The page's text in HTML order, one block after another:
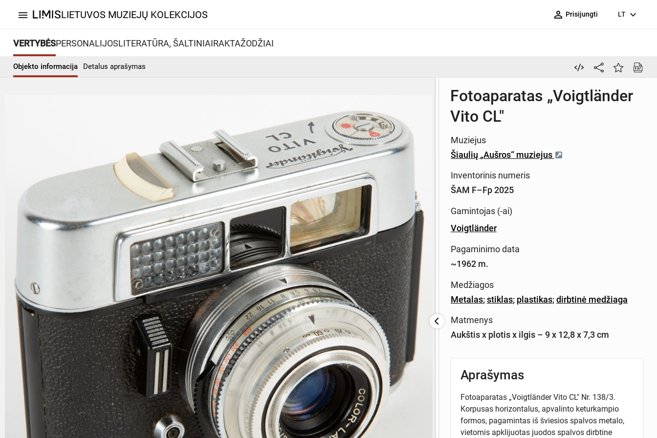
menu LIETUVOS MUZIEJŲ KOLEKCIJOS person_outline Prisijungti LT expand_more
VERTYBĖSPERSONALIJOSLITERATŪRA, ŠALTINIAIRAKTAŽODŽIAI
Objekto informacija Detalus aprašymas
Fotoaparatas „Voigtländer
Vito CL"
Muziejus
Šiaulių „Aušros“ muziejus
Inventorinis numeris
ŠAM F–Fp 2025
Gamintojas (-ai)
Voigtländer
Pagaminimo data
~1962 m.
Medžiagos
Metalas;stiklas; plastikas;dirbtinė medžiaga
Matmenys
Aukštis x plotis x ilgis – 9 x 12,8 x 7,3 cm
Aprašymas
Fotoaparatas „Voigtländer Vito CL" Nr. 138/3.
Korpusas horizontalus, apvalinto keturkampio
formos, pagamintas iš šviesios spalvos metalo,
vietomis apklijuotas juodos spalvos dirbtine